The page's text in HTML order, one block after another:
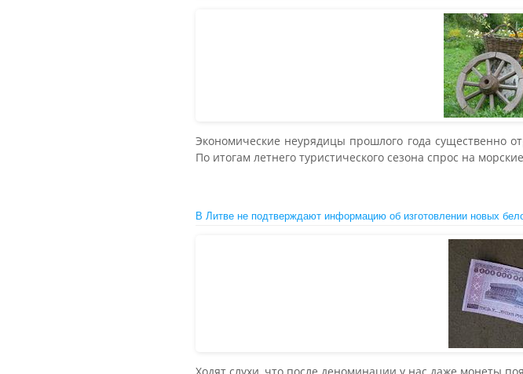
Экономические неурядицы прошлого года существенно
По итогам летнего туристического сезона спрос на
В Литве не подтверждают информацию об изготовлении новых